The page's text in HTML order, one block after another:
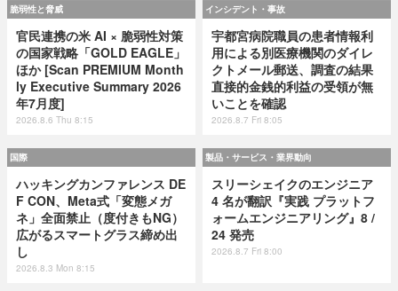
脆弱性と脅威
官民連携の米 AI × 脆弱性対策
の国家戦略「GOLD EAGLE」
ほか [Scan PREMIUM Month
ly Executive Summary 2026
年7月度]
2026.8.6 Thu 8:15
インシデント・事故
宇都宮病院職員の患者情報利
用による別医療機関のダイレ
クトメール郵送、調査の結果
直接的金銭的利益の受領が無
いことを確認
2026.8.7 Fri 8:05
国際
ハッキングカンファレンス DE
F CON、Meta式「変態メガ
ネ」全面禁止（度付きもNG）
広がるスマートグラス締め出
し
2026.8.3 Mon 8:15
製品・サービス・業界動向
スリーシェイクのエンジニア
4 名が翻訳『実践 プラットフ
ォームエンジニアリング』8 /
24 発売
2026.8.7 Fri 8:00